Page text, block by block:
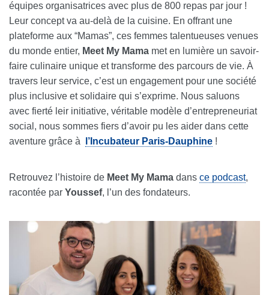
équipes organisatrices avec plus de 800 repas par jour !
Leur concept va au-delà de la cuisine. En offrant une
plateforme aux “Mamas”, ces femmes talentueuses venues
du monde entier, Meet My Mama met en lumière un savoir-
faire culinaire unique et transforme des parcours de vie. À
travers leur service, c’est un engagement pour une société
plus inclusive et solidaire qui s’exprime. Nous saluons
avec fierté leir initiative, véritable modèle d’entrepreneuriat
social, nous sommes fiers d’avoir pu les aider dans cette
aventure grâce à
l’Incubateur Paris-Dauphine !
Retrouvez l’histoire de Meet My Mama dans ce podcast,
racontée par Youssef, l’un des fondateurs.